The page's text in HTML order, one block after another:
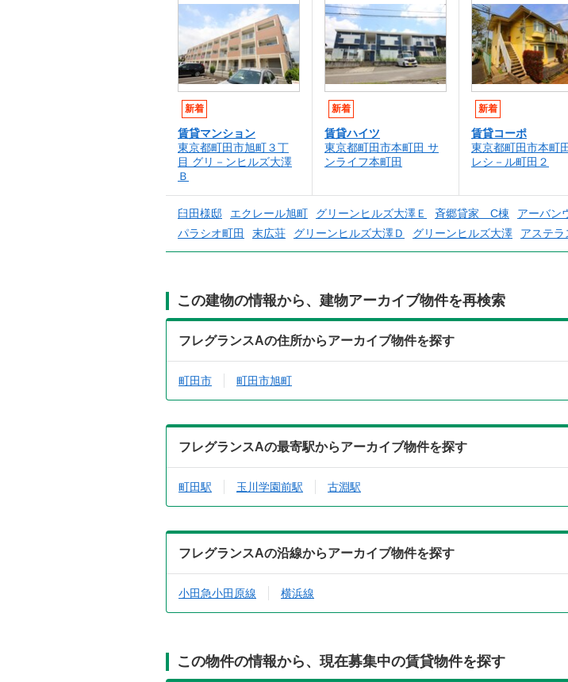
新着
賃貸マンション
東京都町田市旭町３丁
目 グリ－ンヒルズ大澤
Ｂ
新着
賃貸ハイツ
東京都町田市本町田 サ
ンライフ本町田
新着
賃貸コーポ
東京都町田市本町
レシ－ル町田２
臼田様邸 エクレール旭町 グリーンヒルズ大澤Ｅ 斉郷貸家 C棟 アーバン
パラシオ町田
末広荘 グリーンヒルズ大澤Ｄ グリーンヒルズ大澤 アステラ
この建物の情報から、建物アーカイブ物件を再検索
フレグランスAの住所からアーカイブ物件を探す
町田市 町田市旭町
フレグランスAの最寄駅からアーカイブ物件を探す
町田駅 玉川学園前駅 古淵駅
フレグランスAの沿線からアーカイブ物件を探す
小田急小田原線 横浜線
この物件の情報から、現在募集中の賃貸物件を探す